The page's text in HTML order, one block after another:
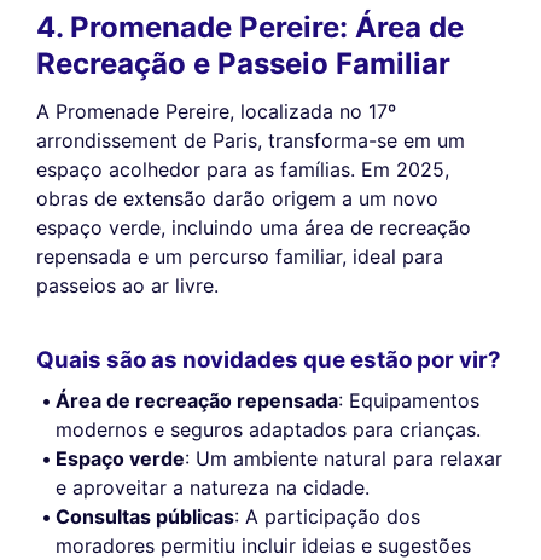
4. Promenade Pereire: Área de
Recreação e Passeio Familiar
A Promenade Pereire, localizada no 17º
arrondissement de Paris, transforma-se em um
espaço acolhedor para as famílias. Em 2025,
obras de extensão darão origem a um novo
espaço verde, incluindo uma área de recreação
repensada e um percurso familiar, ideal para
passeios ao ar livre.
Quais são as novidades que estão por vir?
Área de recreação repensada: Equipamentos
modernos e seguros adaptados para crianças.
Espaço verde: Um ambiente natural para relaxar
e aproveitar a natureza na cidade.
Consultas públicas: A participação dos
moradores permitiu incluir ideias e sugestões